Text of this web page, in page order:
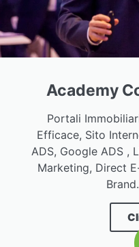
Academy
Portali
Efficace, Sito
ADS, Google ADS ,
Marketing, Direct